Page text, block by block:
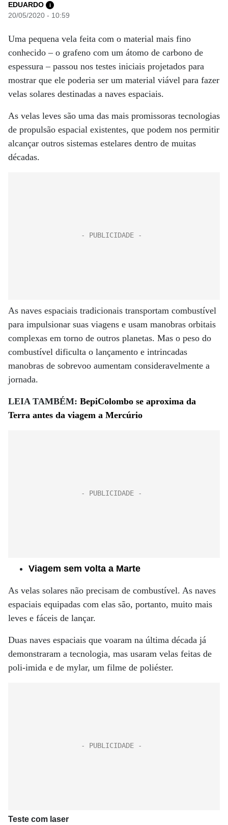
EDUARDO i
20/05/2020 - 10:59
Uma pequena vela feita com o material mais fino
conhecido – o grafeno com um átomo de carbono de
espessura – passou nos testes iniciais projetados para
mostrar que ele poderia ser um material viável para fazer
velas solares destinadas a naves espaciais.
As velas leves são uma das mais promissoras tecnologias
de propulsão espacial existentes, que podem nos permitir
alcançar outros sistemas estelares dentro de muitas
décadas.
As naves espaciais tradicionais transportam combustível
para impulsionar suas viagens e usam manobras orbitais
complexas em torno de outros planetas. Mas o peso do
combustível dificulta o lançamento e intrincadas
manobras de sobrevoo aumentam consideravelmente a
jornada.
LEIA TAMBÉM: BepiColombo se aproxima da
Terra antes da viagem a Mercúrio
Viagem sem volta a Marte
As velas solares não precisam de combustível. As naves
espaciais equipadas com elas são, portanto, muito mais
leves e fáceis de lançar.
Duas naves espaciais que voaram na última década já
demonstraram a tecnologia, mas usaram velas feitas de
poli-imida e de mylar, um filme de poliéster.
Teste com laser